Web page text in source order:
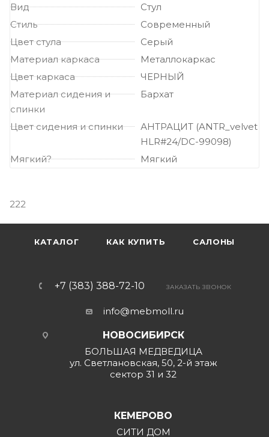
Вид
Стул
Стиль
Современный
Цвет стула
Серый
Материал каркаса
Металлокаркас
Цвет каркаса
ЧЕРНЫЙ
Материал сидения и
спинки
Бархат
Цвет сидения и спинки
АНТРАЦИТ (ANTR_velvet
HLR#24/DC-99098)
Мягкий?
Мягкий
222
КАТАЛОГ КАК КУПИТЬ САЛОНЫ
+7 (383) 388-72-10 ЗАКАЗАТЬ ЗВОНОК
info@mebmoll.ru
НОВОСИБИРСК
БОЛЬШАЯ МЕДВЕДИЦА
ул. Светлановская, 50, 2-й этаж
сектор 31 и 32
КЕМЕРОВО
СИТИ ДОМ